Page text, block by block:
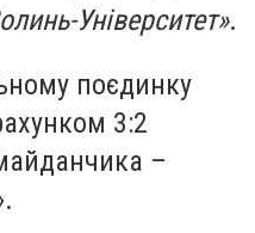
Університет».
поєдинку
3:2
–